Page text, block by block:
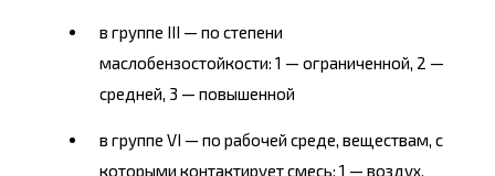
в группе III — по степени
маслобензостойкости: 1 — ограниченной, 2 —
средней, 3 — повышенной
в группе VI — по рабочей среде, веществам, с
которыми контактирует смесь: 1 — воздух,